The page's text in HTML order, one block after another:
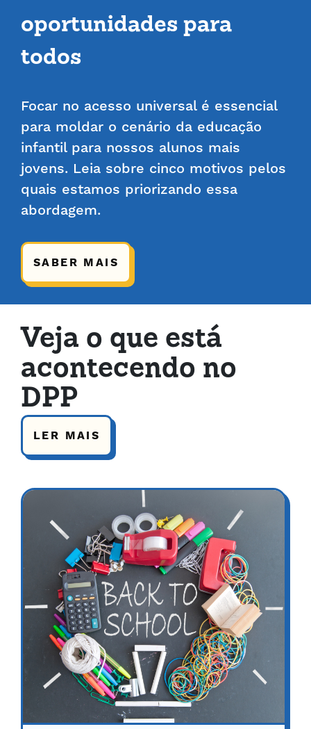
oportunidades para
todos
Focar no acesso universal é essencial
para moldar o cenário da educação
infantil para nossos alunos mais
jovens. Leia sobre cinco motivos pelos
quais estamos priorizando essa
abordagem.
SABER MAIS
Veja o que está
acontecendo no
DPP
LER MAIS